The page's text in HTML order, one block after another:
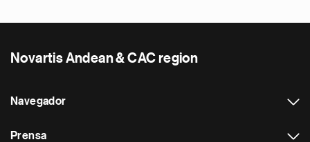
Novartis Andean & CAC region
Navegador
Prensa